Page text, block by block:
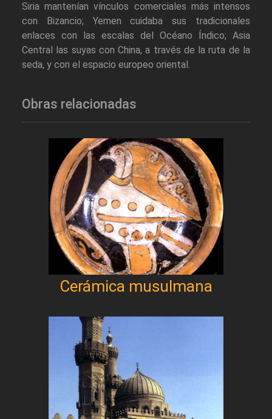
Siria mantenían vínculos comerciales más intensos
con Bizancio; Yemen cuidaba sus tradicionales
enlaces con las escalas del Océano Índico; Asia
Central las suyas con China, a través de la ruta de la
seda, y con el espacio europeo oriental.
Obras relacionadas
Cerámica musulmana